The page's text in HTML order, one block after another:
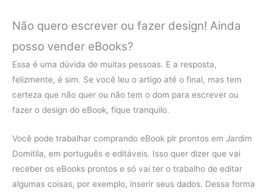
Não quero escrever ou fazer design! Ainda
posso vender eBooks?
Essa é uma dúvida de muitas pessoas. E a resposta,
felizmente, é sim. Se você leu o artigo até o final, mas tem
certeza que não quer ou não tem o dom para escrever ou
fazer o design do eBook, fique tranquilo.
Você pode trabalhar comprando eBook plr prontos em Jardim
Domitila, em português e editáveis. Isso quer dizer que vai
receber os eBooks prontos e só vai ter o trabalho de editar
algumas coisas, por exemplo, inserir seus dados. Dessa forma